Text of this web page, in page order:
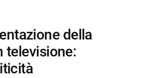
un’immagine realistica
culturale e scenica
fiction
televisione: